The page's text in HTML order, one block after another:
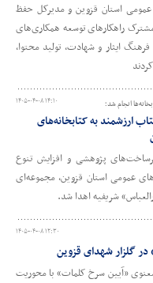
عمومی استان قزوین و مدیرکل حفظ
راهکارهای توسعه همکاری‌های
ایثار و شهادت، تولید محتوا،
۱۴۰۵-۰۴-۰۸ ۱۴:۱۰ انجام شد؛
عنوان کتاب‌ ارزشمند به کتابخانه‌های
پژوهشی و افزایش تنوع
عمومی استان قزوین، مجموعه‌ای
۱۴۰۵-۰۴-۰۸ ۱۲:۳۰
گلزار شهدای قزوین
«آیین سرخ کلمات» با محوریت